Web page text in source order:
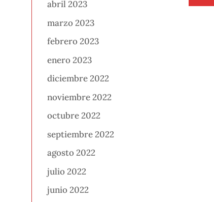
abril 2023
marzo 2023
febrero 2023
enero 2023
diciembre 2022
noviembre 2022
octubre 2022
septiembre 2022
agosto 2022
julio 2022
junio 2022